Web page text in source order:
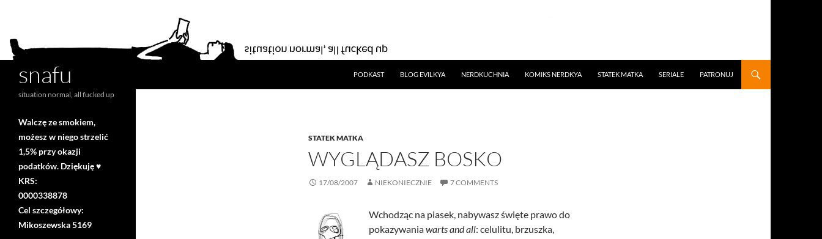
snafu
PODKAST
BLOG EVILKYA NERDKUCHNIA KOMIKS NERDKYA STATEK MATKA SERIALE PATRONUJ
STATEK MATKA
WYGLĄDASZ BOSKO
17/08/2007 NIEKONIECZNIE 7 COMMENTS
Wchodząc na piasek, nabywasz święte prawo do
pokazywaniawarts and all: celulitu, brzuszka,
situation normal, all fucked up
Walczę ze smokiem,
możesz w niego strzelić
1,5% przy okazji
podatków. Dziękuję ♥
KRS:
0000338878
Cel szczegółowy:
Mikoszewska 5169